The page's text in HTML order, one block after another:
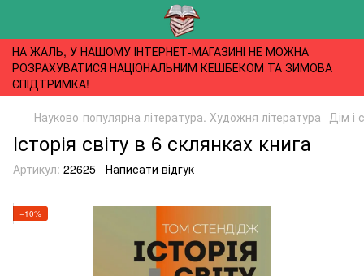
НА ЖАЛЬ, У НАШОМУ ІНТЕРНЕТ-МАГАЗИНІ НЕ МОЖНА
РОЗРАХУВАТИСЯ НАЦІОНАЛЬНИМ КЕШБЕКОМ ТА ЗИМОВА
ЄПІДТРИМКА!
Науково-популярна література. Художня література Дім і
Історія світу в 6 склянках книга
Артикул: 22625 Написати відгук
−10%